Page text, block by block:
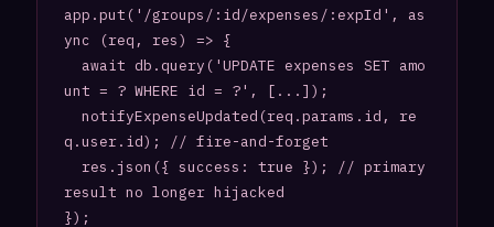
app.put('/groups/:id/expenses/:expId', as
ync (req, res) => {
unt = ? WHERE id = ?', [...]);
q.user.id); // fire-and-forget
result no longer hijacked